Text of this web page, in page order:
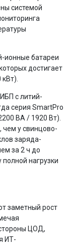
системой
ионные батареи
достигает
с литий-
серия SmartPro
ВА / 1920 Вт).
чем у свинцово-
заряда-
за 2 ч до
нагрузки
заметный рост
ЦОД,
ИТ-